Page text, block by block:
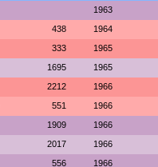
1963
438 1964
333 1965
1695 1965
2212 1966
551 1966
1909 1966
2017 1966
556 1966